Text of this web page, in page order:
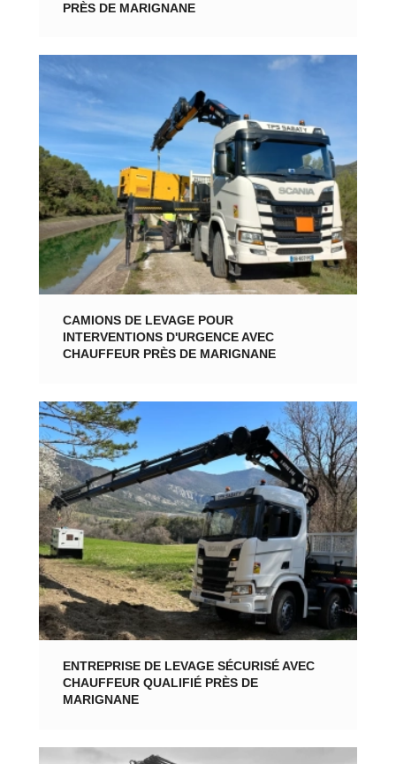
PRÈS DE MARIGNANE
CAMIONS DE LEVAGE POUR
INTERVENTIONS D'URGENCE AVEC
CHAUFFEUR PRÈS DE MARIGNANE
ENTREPRISE DE LEVAGE SÉCURISÉ AVEC
CHAUFFEUR QUALIFIÉ PRÈS DE
MARIGNANE